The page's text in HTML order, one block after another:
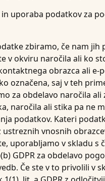
in uporaba podatkov za
zbiramo, če nam jih
v okviru naročila ali ko
obrazca ali e-
označena, saj v teh
za obdelavo naročila ali
naročila ali stika pa ne
podatkov. Kateri
ustreznih vnosnih
uporabljamo v skladu s
GDPR za obdelavo
Če ste v to privolili v